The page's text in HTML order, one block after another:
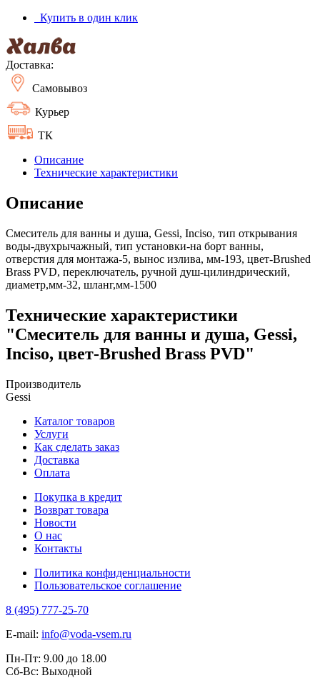
Купить в один клик
Доставка:
Самовывоз
Курьер
ТК
Описание
Технические характеристики
Описание
Смеситель для ванны и душа, Gessi, Inciso, тип открывания
воды-двухрычажный, тип установки-на борт ванны,
отверстия для монтажа-5, вынос излива, мм-193, цвет-Brushed
Brass PVD, переключатель, ручной душ-цилиндрический,
диаметр,мм-32, шланг,мм-1500
Технические характеристики
"Смеситель для ванны и душа, Gessi,
Inciso, цвет-Brushed Brass PVD"
Производитель
Gessi
Каталог товаров
Услуги
Как сделать заказ
Доставка
Оплата
Покупка в кредит
Возврат товара
Новости
О нас
Контакты
Политика конфиденциальности
Пользовательское соглашение
8 (495) 777-25-70
E-mail: info@voda-vsem.ru
Пн-Пт: 9.00 до 18.00
Сб-Вс: Выходной